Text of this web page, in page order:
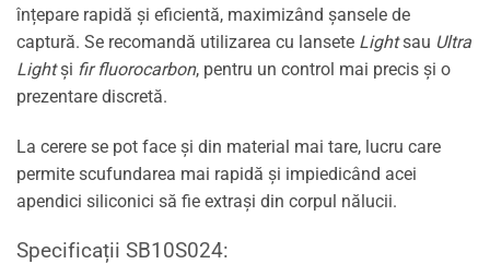
înțepare rapidă și eficientă, maximizând șansele de
captură. Se recomandă utilizarea cu lansete Lightsau Ultra
Lightși fir fluorocarbon, pentru un control mai precis și o
prezentare discretă.
La cerere se pot face și din material mai tare, lucru care
permite scufundarea mai rapidă și impiedicând acei
apendici siliconici să fie extrași din corpul nălucii.
Specificații SB10S024: